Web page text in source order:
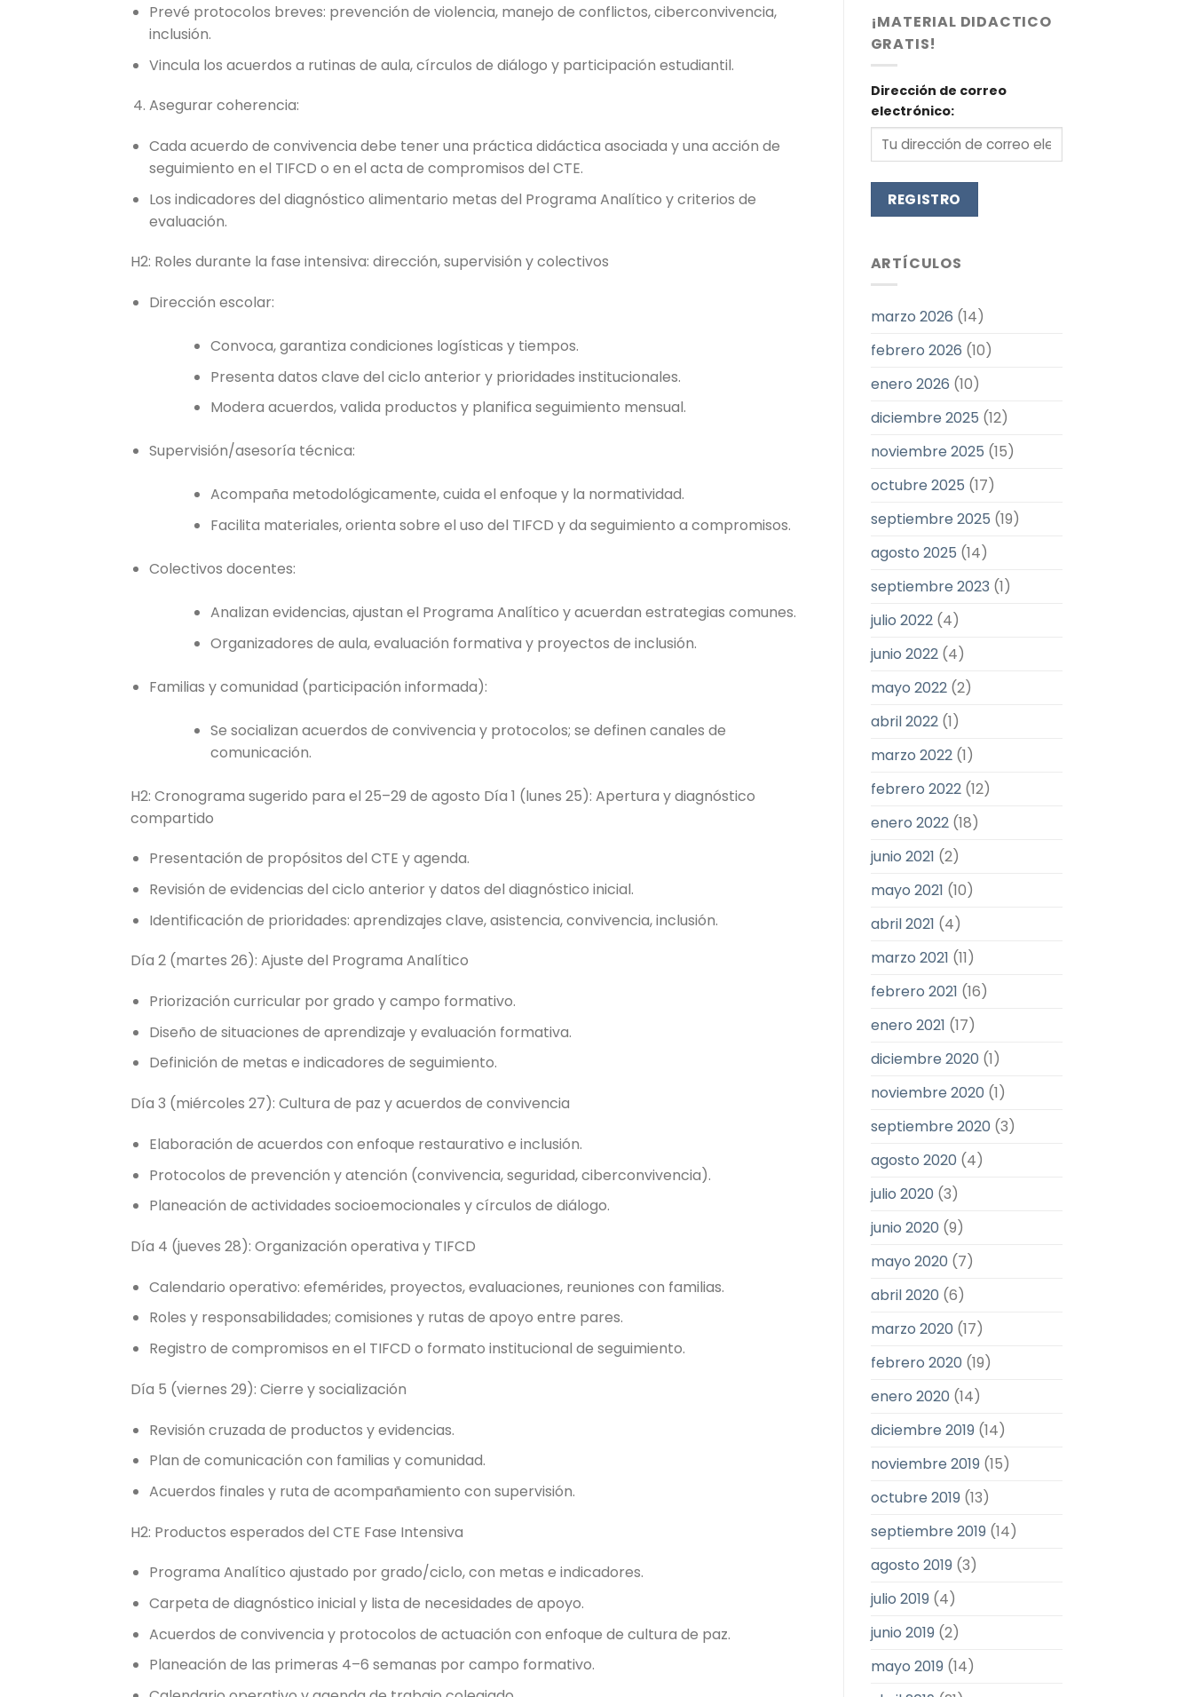
Prevé protocolos breves: prevención de violencia, manejo de conflictos, ciberconvivencia,
inclusión.
Vincula los acuerdos a rutinas de aula, círculos de diálogo y participación estudiantil.
Asegurar coherencia:
Cada acuerdo de convivencia debe tener una práctica didáctica asociada y una acción de
seguimiento en el TIFCD o en el acta de compromisos del CTE.
Los indicadores del diagnóstico alimentario metas del Programa Analítico y criterios de
evaluación.
H2: Roles durante la fase intensiva: dirección, supervisión y colectivos
Dirección escolar:
Convoca, garantiza condiciones logísticas y tiempos.
Presenta datos clave del ciclo anterior y prioridades institucionales.
Modera acuerdos, valida productos y planifica seguimiento mensual.
Supervisión/asesoría técnica:
Acompaña metodológicamente, cuida el enfoque y la normatividad.
Facilita materiales, orienta sobre el uso del TIFCD y da seguimiento a compromisos.
Colectivos docentes:
Analizan evidencias, ajustan el Programa Analítico y acuerdan estrategias comunes.
Organizadores de aula, evaluación formativa y proyectos de inclusión.
Familias y comunidad (participación informada):
Se socializan acuerdos de convivencia y protocolos; se definen canales de
comunicación.
H2: Cronograma sugerido para el 25–29 de agosto Día 1 (lunes 25): Apertura y diagnóstico
compartido
Presentación de propósitos del CTE y agenda.
Revisión de evidencias del ciclo anterior y datos del diagnóstico inicial.
Identificación de prioridades: aprendizajes clave, asistencia, convivencia, inclusión.
Día 2 (martes 26): Ajuste del Programa Analítico
Priorización curricular por grado y campo formativo.
Diseño de situaciones de aprendizaje y evaluación formativa.
Definición de metas e indicadores de seguimiento.
Día 3 (miércoles 27): Cultura de paz y acuerdos de convivencia
Elaboración de acuerdos con enfoque restaurativo e inclusión.
Protocolos de prevención y atención (convivencia, seguridad, ciberconvivencia).
Planeación de actividades socioemocionales y círculos de diálogo.
Día 4 (jueves 28): Organización operativa y TIFCD
Calendario operativo: efemérides, proyectos, evaluaciones, reuniones con familias.
Roles y responsabilidades; comisiones y rutas de apoyo entre pares.
Registro de compromisos en el TIFCD o formato institucional de seguimiento.
Día 5 (viernes 29): Cierre y socialización
Revisión cruzada de productos y evidencias.
Plan de comunicación con familias y comunidad.
Acuerdos finales y ruta de acompañamiento con supervisión.
H2: Productos esperados del CTE Fase Intensiva
Programa Analítico ajustado por grado/ciclo, con metas e indicadores.
Carpeta de diagnóstico inicial y lista de necesidades de apoyo.
Acuerdos de convivencia y protocolos de actuación con enfoque de cultura de paz.
Planeación de las primeras 4–6 semanas por campo formativo.
era:
¡MATERIAL DIDACTICO
GRATIS!
Dirección de correo
electrónico:
ARTÍCULOS
marzo 2026 (14)
febrero 2026 (10)
enero 2026 (10)
diciembre 2025 (12)
noviembre 2025 (15)
octubre 2025 (17)
septiembre 2025 (19)
agosto 2025 (14)
septiembre 2023 (1)
julio 2022(4)
junio 2022(4)
mayo 2022(2)
abril 2022(1)
marzo 2022(1)
febrero 2022(12)
enero 2022(18)
junio 2021 (2)
mayo 2021 (10)
abril 2021 (4)
marzo 2021 (11)
febrero 2021 (16)
enero 2021 (17)
diciembre 2020 (1)
noviembre 2020 (1)
septiembre 2020 (3)
agosto 2020 (4)
julio 2020 (3)
junio 2020 (9)
mayo 2020 (7)
abril 2020 (6)
marzo 2020 (17)
febrero 2020 (19)
enero 2020 (14)
diciembre 2019 (14)
noviembre 2019 (15)
octubre 2019 (13)
septiembre 2019 (14)
agosto 2019 (3)
julio 2019 (4)
junio 2019 (2)
mayo 2019 (14)